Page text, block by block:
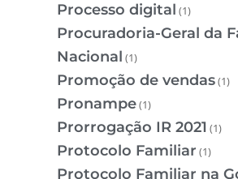
Processo digital (1)
Procuradoria-Geral da
Nacional (1)
Promoção de vendas(1)
Pronampe(1)
Prorrogação IR 2021 (1)
Protocolo Familiar (1)
Protocolo Familiar na